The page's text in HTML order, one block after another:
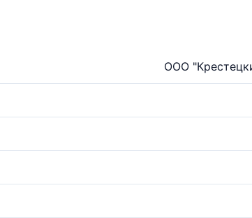
ООО